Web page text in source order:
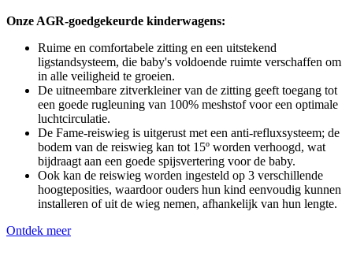
Onze AGR-goedgekeurde kinderwagens:
Ruime en comfortabele zitting en een uitstekend
ligstandsysteem, die baby's voldoende ruimte verschaffen om
in alle veiligheid te groeien.
De uitneembare zitverkleiner van de zitting geeft toegang tot
een goede rugleuning van 100% meshstof voor een optimale
luchtcirculatie.
De Fame-reiswieg is uitgerust met een anti-refluxsysteem; de
bodem van de reiswieg kan tot 15º worden verhoogd, wat
bijdraagt aan een goede spijsvertering voor de baby.
Ook kan de reiswieg worden ingesteld op 3 verschillende
hoogteposities, waardoor ouders hun kind eenvoudig kunnen
installeren of uit de wieg nemen, afhankelijk van hun lengte.
Ontdek meer